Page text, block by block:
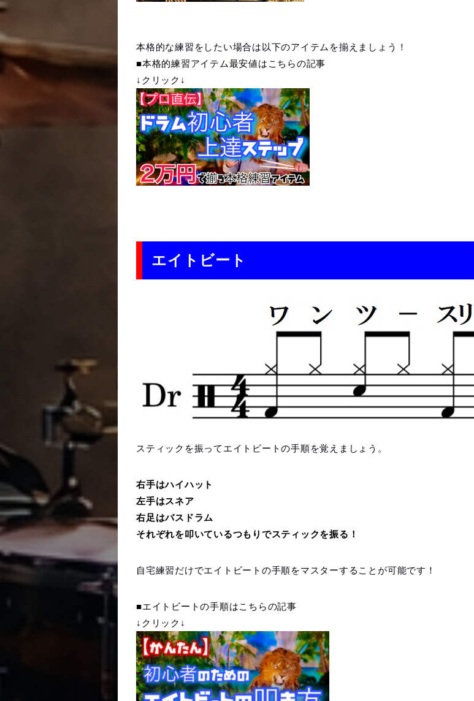
本格的な練習をしたい場合は以下のアイテムを揃えましょう！
■本格的練習アイテム最安値はこちらの記事
↓クリック↓
エイトビート
スティックを振ってエイトビートの手順を覚えましょう。
右手はハイハット
左手はスネア
右足はバスドラム
それぞれを叩いているつもりでスティックを振る！
自宅練習だけでエイトビートの手順をマスターすることが可能です！
■エイトビートの手順はこちらの記事
↓クリック↓